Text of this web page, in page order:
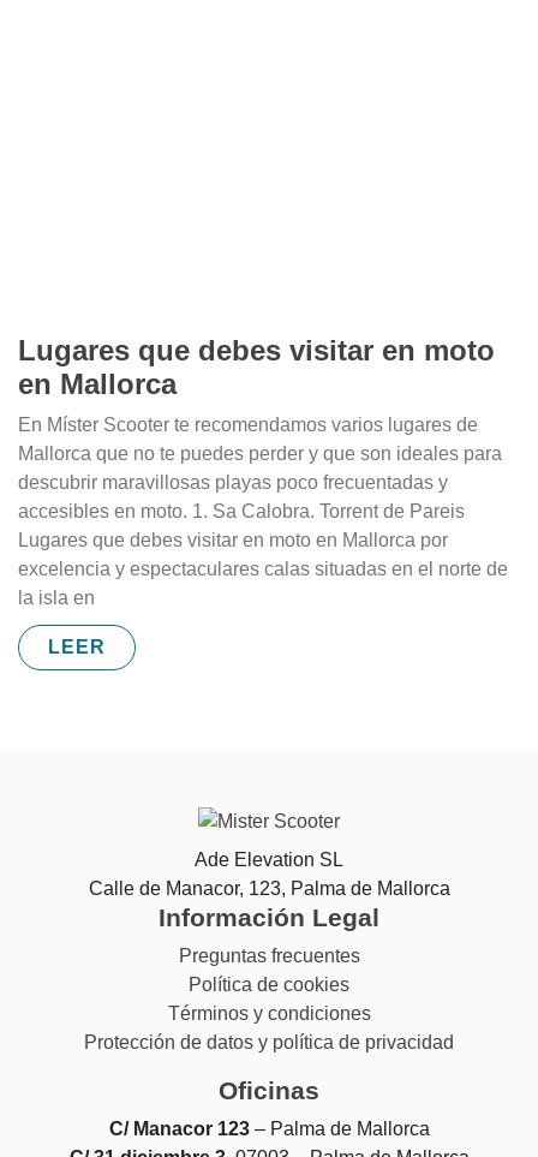
Lugares que debes visitar en moto
en Mallorca
En Míster Scooter te recomendamos varios lugares de
Mallorca que no te puedes perder y que son ideales para
descubrir maravillosas playas poco frecuentadas y
accesibles en moto. 1. Sa Calobra. Torrent de Pareis
Lugares que debes visitar en moto en Mallorca por
excelencia y espectaculares calas situadas en el norte de
la isla en
LEER
Ade Elevation SL
Calle de Manacor, 123, Palma de Mallorca
Información Legal
Preguntas frecuentes
Política de cookies
Términos y condiciones
Protección de datos y política de privacidad
Oficinas
C/ Manacor 123– Palma de Mallorca